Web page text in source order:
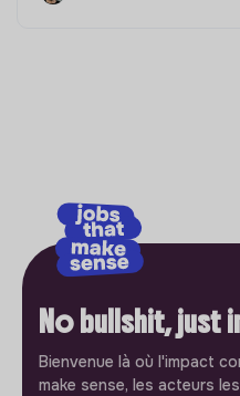
No bullshit, just
Bienvenue là où l'impact
make sense, les acteurs